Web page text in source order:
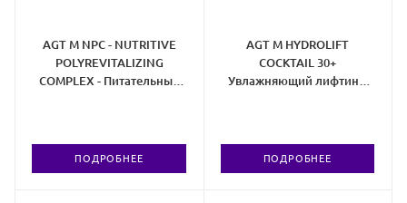
AGT M NPC - NUTRITIVE
POLYREVITALIZING
COMPLEX - Питательный
ПОДРОБНЕЕ
AGT M HYDROLIFT
COCKTAIL 30+
Увлажняющий лифтинг-
ПОДРОБНЕЕ